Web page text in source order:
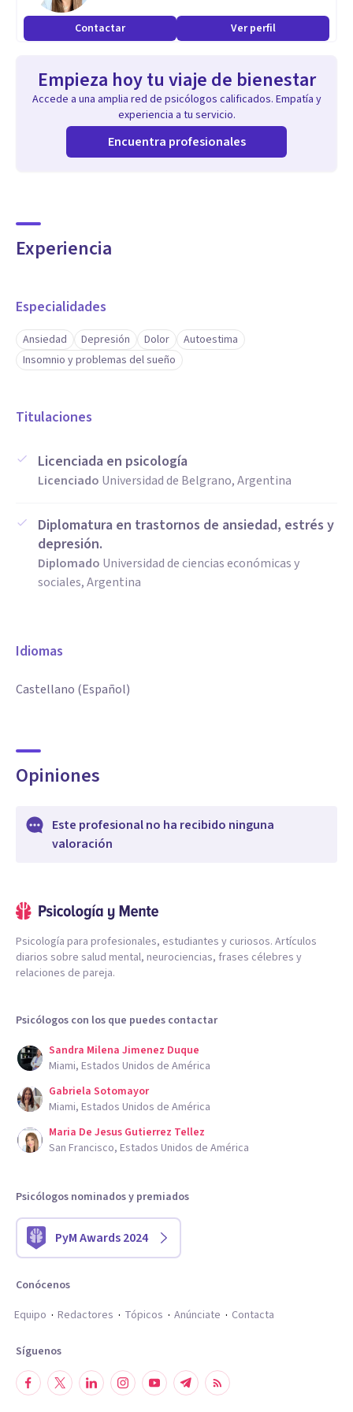
acompañamiento empático y amable durante el recorrido
emocional y de gran vulnerabilidad que implica encontrarse
Contactar Ver perfil
Empieza hoy tu viaje de bienestar
Accede a una amplia red de psicólogos calificados. Empatía y
experiencia a tu servicio.
Encuentra profesionales
Experiencia
Especialidades
Ansiedad Depresión Dolor
Autoestima
Insomnio y problemas del sueño
Titulaciones
Licenciada en psicología
Licenciado Universidad de Belgrano, Argentina
Diplomatura en trastornos de ansiedad, estrés y
depresión.
Diplomado Universidad de ciencias económicas y
sociales, Argentina
Idiomas
Castellano (Español)
Opiniones
Este profesional no ha recibido ninguna
valoración
Psicología para profesionales, estudiantes y curiosos. Artículos
diarios sobre salud mental, neurociencias, frases célebres y
relaciones de pareja.
Psicólogos con los que puedes contactar
Sandra Milena Jimenez Duque
Miami, Estados Unidos de América
Gabriela Sotomayor
Miami, Estados Unidos de América
Maria De Jesus Gutierrez Tellez
San Francisco, Estados Unidos de América
Psicólogos nominados y premiados
PyM Awards 2024
Conócenos
Equipo
Redactores Tópicos Anúnciate Contacta
Síguenos